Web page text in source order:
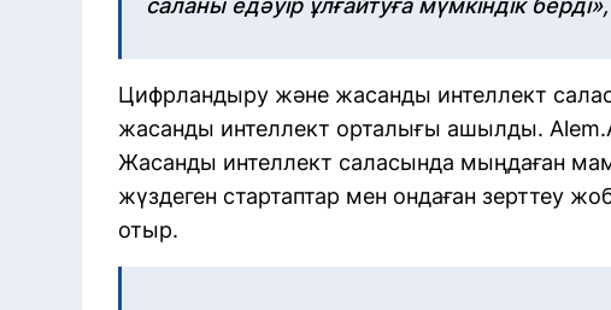
саланы едәуір ұлғайтуға мүмкіндік
Цифрландыру және жасанды интеллект
жасанды интеллект орталығы ашылды.
Жасанды интеллект саласында мыңдаған
жүздеген стартаптар мен ондаған зерттеу
отыр.